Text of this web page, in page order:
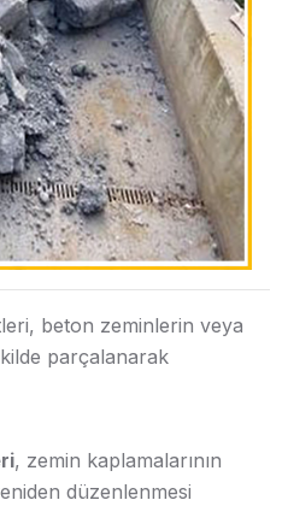
beton zeminlerin veya
parçalanarak
, zemin kaplamalarının
düzenlenmesi